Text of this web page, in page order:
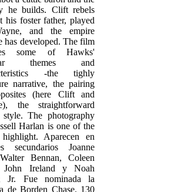
he builds. Clift rebels
his foster father, played
and the empire
has developed. The film
some of Hawks'
themes and
-the tighly
narrative, the pairing
(here Clift and
the straightforward
style. The photography
Harlan is one of the
Aparecen en
secundarios Joanne
Bennan, Coleen
John Ireland y Noah
Jr. Fue nominada la
de Borden Chase. 130